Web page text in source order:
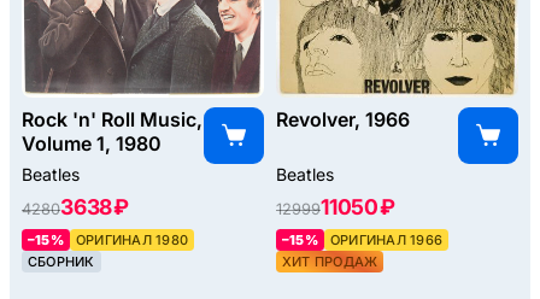
Rock 'n' Roll Music,
Volume 1, 1980
Beatles
42803638 ₽
–15%
ОРИГИНАЛ 1980
СБОРНИК
Revolver, 1966
Beatles
1299911050 ₽
–15%
ОРИГИНАЛ 1966
ХИТ ПРОДАЖ